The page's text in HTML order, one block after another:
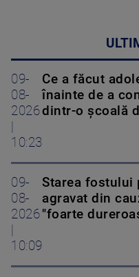
09-
08-
2026
|
10:23
Ce a făcut
înainte de a
dintr-o școală
09-
08-
2026
|
10:09
Starea fostului
agravat din
"foarte